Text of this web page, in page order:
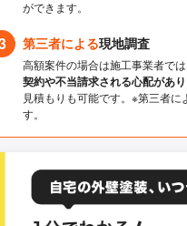
ができます。
第三者による現地調査
高額案件の場合は施工事業者で
契約や不当請求される心配があり
見積もりも可能です。※第三者
す。